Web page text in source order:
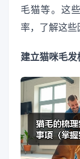
毛猫等。这
率，了解这些
建立猫咪毛